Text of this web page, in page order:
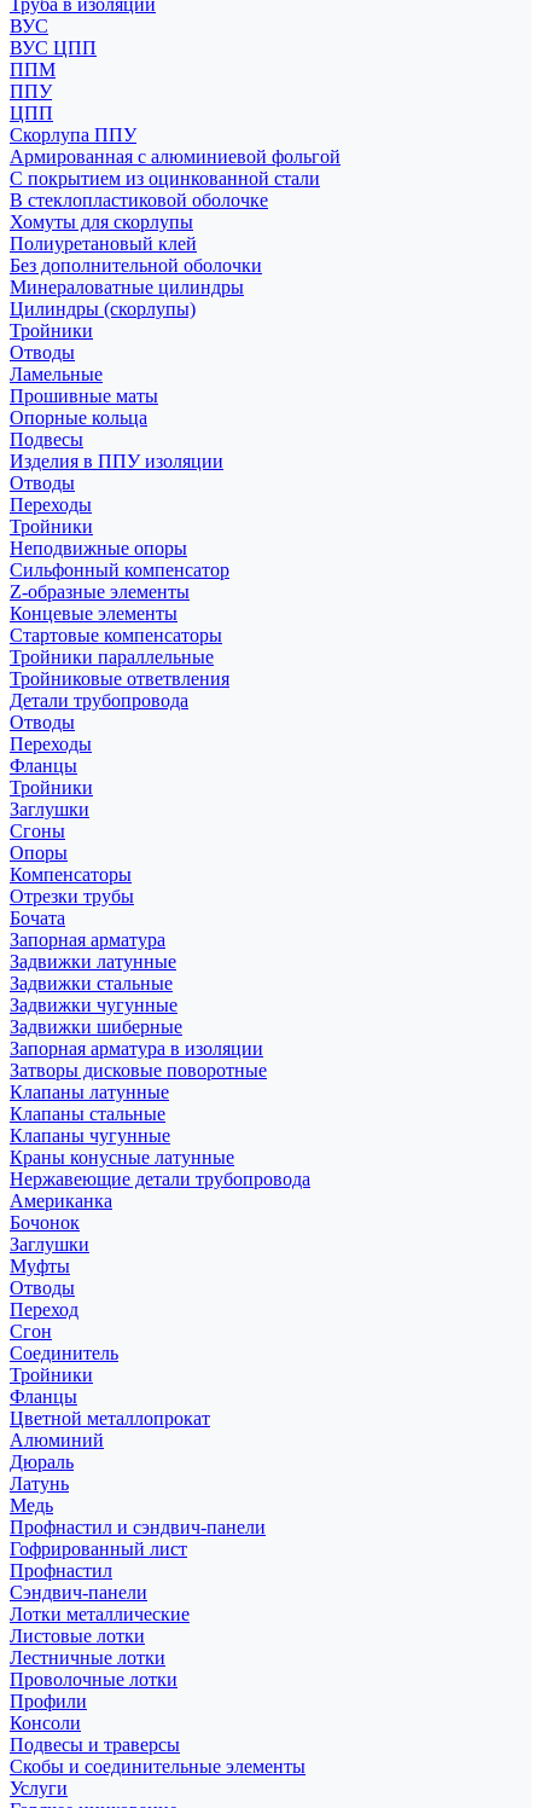
Труба в изоляции
ВУС
ВУС ЦПП
ППМ
ППУ
ЦПП
Скорлупа ППУ
Армированная с алюминиевой фольгой
С покрытием из оцинкованной стали
В стеклопластиковой оболочке
Хомуты для скорлупы
Полиуретановый клей
Без дополнительной оболочки
Минераловатные цилиндры
Цилиндры (скорлупы)
Тройники
Отводы
Ламельные
Прошивные маты
Опорные кольца
Подвесы
Изделия в ППУ изоляции
Отводы
Переходы
Тройники
Неподвижные опоры
Cильфонный компенсатор
Z-образные элементы
Концевые элементы
Стартовые компенсаторы
Тройники параллельные
Тройниковые ответвления
Детали трубопровода
Отводы
Переходы
Фланцы
Тройники
Заглушки
Сгоны
Опоры
Компенсаторы
Отрезки трубы
Бочата
Запорная арматура
Задвижки латунные
Задвижки стальные
Задвижки чугунные
Задвижки шиберные
Запорная арматура в изоляции
Затворы дисковые поворотные
Клапаны латунные
Клапаны стальные
Клапаны чугунные
Краны конусные латунные
Нержавеющие детали трубопровода
Американка
Бочонок
Заглушки
Муфты
Отводы
Переход
Сгон
Соединитель
Тройники
Фланцы
Цветной металлопрокат
Алюминий
Дюраль
Латунь
Медь
Профнастил и сэндвич-панели
Гофрированный лист
Профнастил
Сэндвич-панели
Лотки металлические
Листовые лотки
Лестничные лотки
Проволочные лотки
Профили
Консоли
Подвесы и траверсы
Скобы и соединительные элементы
Услуги